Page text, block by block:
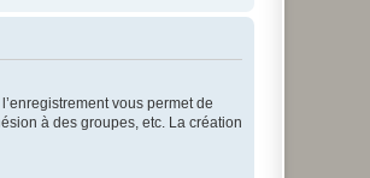
vous permet de
à des groupes, etc. La création